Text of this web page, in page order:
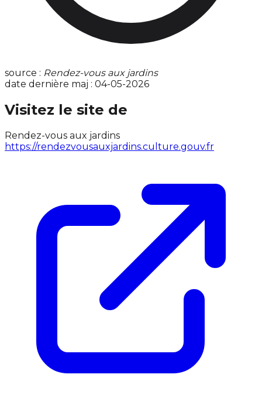
source : Rendez-vous aux jardins
date dernière maj : 04-05-2026
Visitez le site de
Rendez-vous aux jardins
https://rendezvousauxjardins.culture.gouv.fr